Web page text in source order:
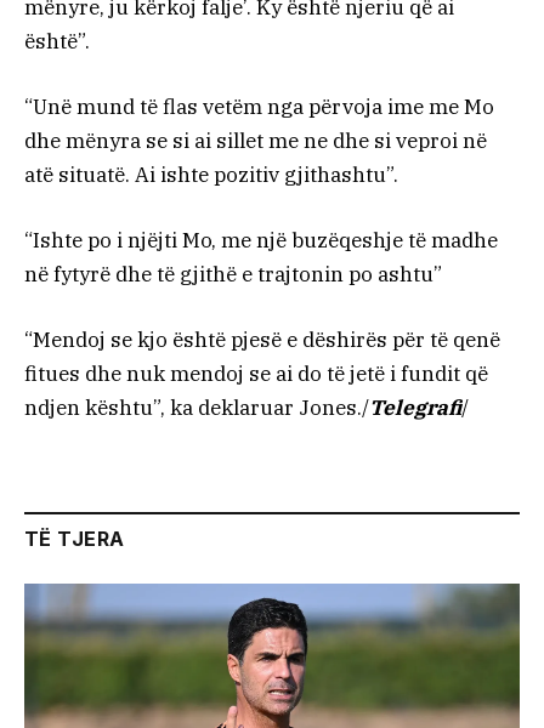
mënyre, ju kërkoj falje’. Ky është njeriu që ai
është”.
“Unë mund të flas vetëm nga përvoja ime me Mo
dhe mënyra se si ai sillet me ne dhe si veproi në
atë situatë. Ai ishte pozitiv gjithashtu”.
“Ishte po i njëjti Mo, me një buzëqeshje të madhe
në fytyrë dhe të gjithë e trajtonin po ashtu”
“Mendoj se kjo është pjesë e dëshirës për të qenë
fitues dhe nuk mendoj se ai do të jetë i fundit që
ndjen kështu”, ka deklaruar Jones./Telegrafi/
TË TJERA